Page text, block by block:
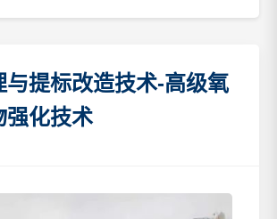
与提标改造技术-高级氧
强化技术